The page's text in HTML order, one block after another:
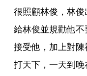
很照顧林俊，林
給林俊並規勸他
接受他，加上對
打天下，一天到晚